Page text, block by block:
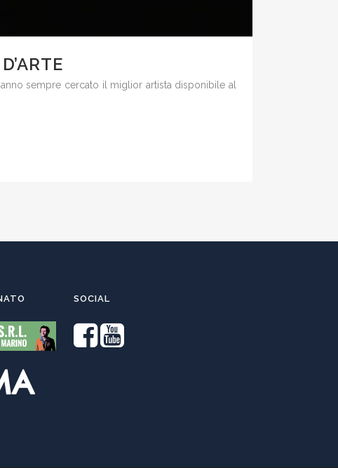
sempre cercato il miglior artista disponibile al
SOCIAL